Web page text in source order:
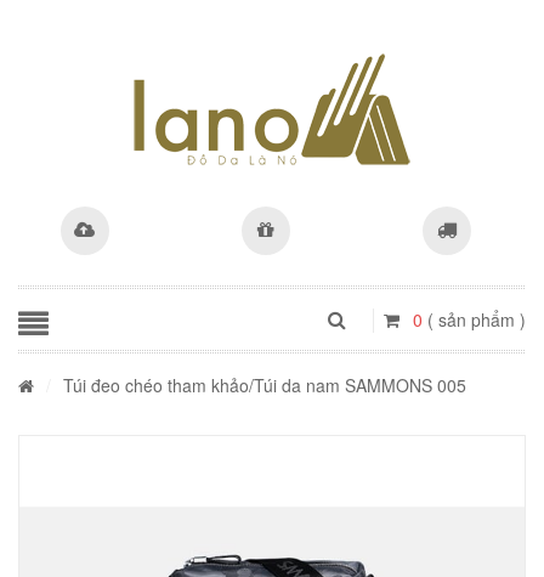
0 ( sản phẩm )
Túi đeo chéo tham khảo/Túi da nam SAMMONS 005